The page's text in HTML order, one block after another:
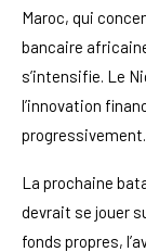
Maroc, qui
bancaire
s’intensifie. Le
l’innovation
progressivement.
La prochaine
devrait se jouer
fonds propres,